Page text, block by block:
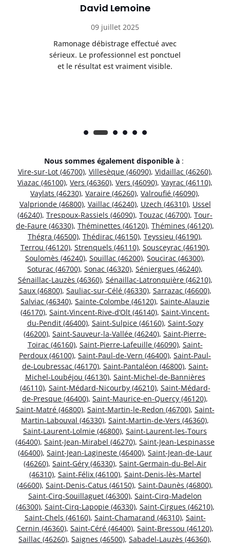
David Lemoine
09 juillet 2025
Ramonage débistrage effectué avec
sérieux. Le professionnel est ponctuel
et le résultat est vraiment visible.
Nous sommes également disponible à :
Vire-sur-Lot (46700), Villesèque (46090), Vidaillac (46260),
Viazac (46100), Vers (46360), Vers (46090), Vayrac (46110),
Vaylats (46230), Varaire (46260), Valroufié (46090),
Valprionde (46800), Vaillac (46240), Uzech (46310), Ussel
(46240), Trespoux-Rassiels (46090), Touzac (46700), Tour-
de-Faure (46330), Théminettes (46120), Thémines (46120),
Thégra (46500), Thédirac (46150), Teyssieu (46190),
Terrou (46120), Strenquels (46110), Sousceyrac (46190),
Soulomès (46240), Souillac (46200), Soucirac (46300),
Soturac (46700), Sonac (46320), Séniergues (46240),
Sénaillac-Lauzès (46360), Sénaillac-Latronquière (46210),
Saux (46800), Sauliac-sur-Célé (46330), Sarrazac (46600),
Salviac (46340), Sainte-Colombe (46120), Sainte-Alauzie
(46170), Saint-Vincent-Rive-d’Olt (46140), Saint-Vincent-
du-Pendit (46400), Saint-Sulpice (46160), Saint-Sozy
(46200), Saint-Sauveur-la-Vallée (46240), Saint-Pierre-
Toirac (46160), Saint-Pierre-Lafeuille (46090), Saint-
Perdoux (46100), Saint-Paul-de-Vern (46400), Saint-Paul-
de-Loubressac (46170), Saint-Pantaléon (46800), Saint-
Michel-Loubéjou (46130), Saint-Michel-de-Bannières
(46110), Saint-Médard-Nicourby (46210), Saint-Médard-
de-Presque (46400), Saint-Maurice-en-Quercy (46120),
Saint-Matré (46800), Saint-Martin-le-Redon (46700), Saint-
Martin-Labouval (46330), Saint-Martin-de-Vers (46360),
Saint-Laurent-Lolmie (46800), Saint-Laurent-les-Tours
(46400), Saint-Jean-Mirabel (46270), Saint-Jean-Lespinasse
(46400), Saint-Jean-Lagineste (46400), Saint-Jean-de-Laur
(46260), Saint-Géry (46330), Saint-Germain-du-Bel-Air
(46310), Saint-Félix (46100), Saint-Denis-lès-Martel
(46600), Saint-Denis-Catus (46150), Saint-Daunès (46800),
Saint-Cirq-Souillaguet (46300), Saint-Cirq-Madelon
(46300), Saint-Cirq-Lapopie (46330), Saint-Cirgues (46210),
Saint-Chels (46160), Saint-Chamarand (46310), Saint-
Cernin (46360), Saint-Céré (46400), Saint-Bressou (46120),
Saillac (46260), Saignes (46500), Sabadel-Lauzès (46360),